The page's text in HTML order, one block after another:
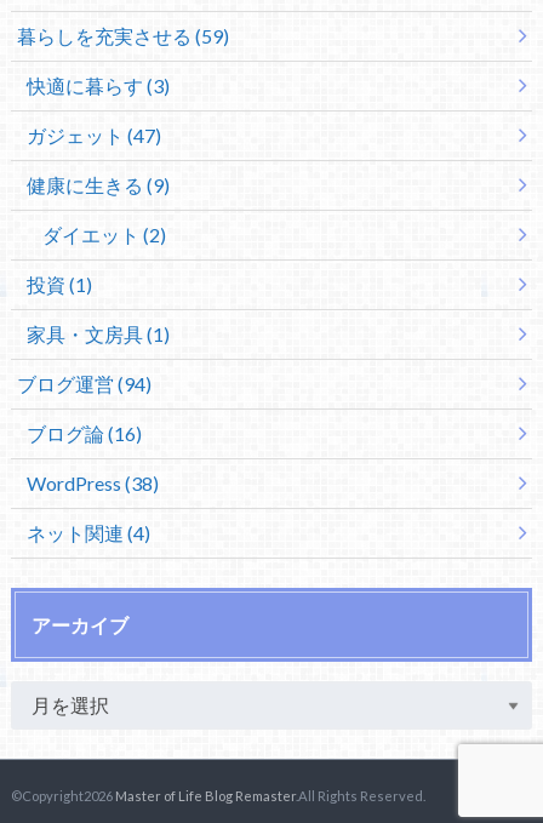
暮らしを充実させる (59)
快適に暮らす (3)
ガジェット (47)
健康に生きる (9)
ダイエット (2)
投資 (1)
家具・文房具 (1)
ブログ運営 (94)
ブログ論 (16)
WordPress (38)
ネット関連 (4)
アーカイブ
©Copyright2026 Master of Life Blog Remaster.All Rights Reserved.